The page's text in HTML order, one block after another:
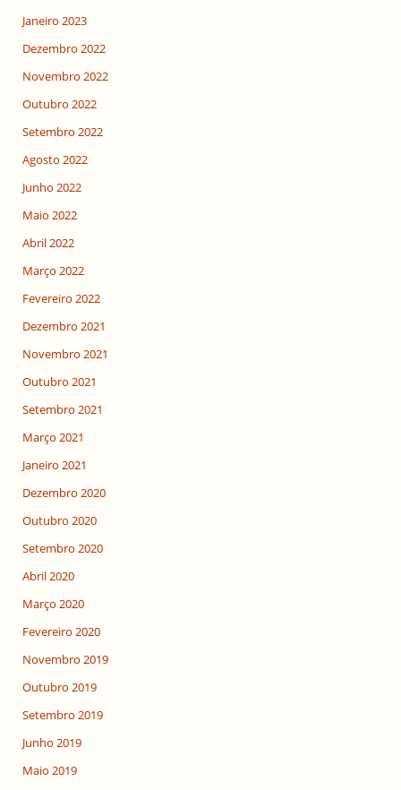
Janeiro 2023
Dezembro 2022
Novembro 2022
Outubro 2022
Setembro 2022
Agosto 2022
Junho 2022
Maio 2022
Abril 2022
Março 2022
Fevereiro 2022
Dezembro 2021
Novembro 2021
Outubro 2021
Setembro 2021
Março 2021
Janeiro 2021
Dezembro 2020
Outubro 2020
Setembro 2020
Abril 2020
Março 2020
Fevereiro 2020
Novembro 2019
Outubro 2019
Setembro 2019
Junho 2019
Maio 2019